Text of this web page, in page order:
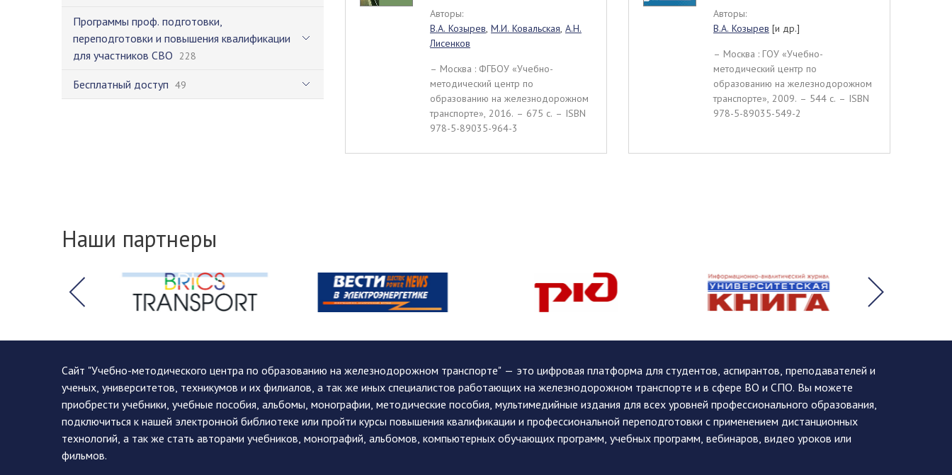
Программы проф. подготовки,
переподготовки и повышения квалификации
для участников СВО 228
Бесплатный доступ 49
Авторы:
В.А. Козырев, М.И. Ковальская, А.Н.
Лисенков
– Москва : ФГБОУ «Учебно-
методический центр по
образованию на железнодорожном
транспорте», 2016. – 675 c. – ISBN
978-5-89035-964-3
Авторы:
В.А. Козырев [и др.]
– Москва : ГОУ «Учебно-
методический центр по
образованию на железнодорожном
транспорте», 2009. – 544 c. – ISBN
978-5-89035-549-2
Наши партнеры
Сайт "Учебно-методического центра по образованию на железнодорожном транспорте" — это цифровая платформа для студентов, аспирантов, преподавателей и
ученых, университетов, техникумов и их филиалов, а так же иных специалистов работающих на железнодорожном транспорте и в сфере ВО и СПО. Вы можете
приобрести учебники, учебные пособия, альбомы, монографии, методические пособия, мультимедийные издания для всех уровней профессионального образования,
подключиться к нашей электронной библиотеке или пройти курсы повышения квалификации и профессиональной переподготовки с применением дистанционных
технологий, а так же стать авторами учебников, монографий, альбомов, компьютерных обучающих программ, учебных программ, вебинаров, видео уроков или
фильмов.